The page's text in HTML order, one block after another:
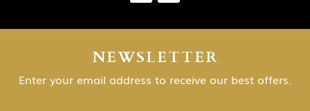
NEWSLETTER
Enter your email address to receive our best offers.